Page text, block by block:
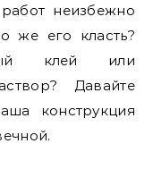
неизбежно
же его класть?
клей или
Давайте
конструкция